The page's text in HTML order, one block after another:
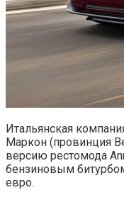
Итальянская
Маркон (провинция
версию рестомода
бензиновым
евро.